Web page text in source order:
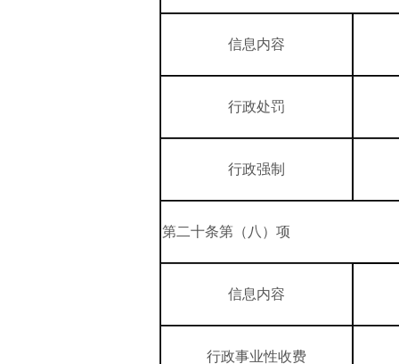
信息内容
行政处罚
行政强制
第二十条第（八）项
信息内容
行政事业性收费